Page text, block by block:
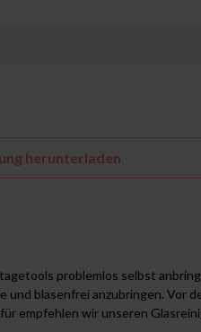
herunterladen
problemlos selbst
und blasenfrei anzubringen. Vor
empfehlen wir unseren